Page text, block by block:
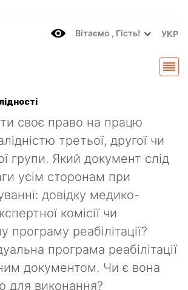
Вітаємo , Гість! УКР
своє право на працю
третьої, другої чи
групи. Який документ слід
усім сторонам при
довідку медико-
комісії чи
програму реабілітації?
програма реабілітації
документом. Чи є вона
для виконання?